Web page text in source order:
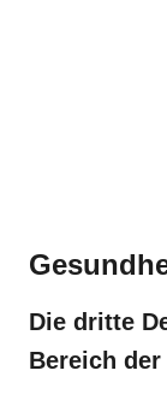
Die dritte
Bereich